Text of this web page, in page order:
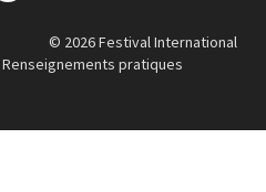
© 2026 Festival International
Renseignements pratiques